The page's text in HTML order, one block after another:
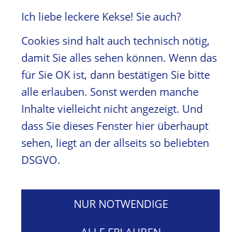
Adresse für
Empfangsbestätigung
Empfänger:
Circus Courage
Inhaber René Zander
Buchenstraße 13
90537 Feucht
hiermit widerrufe ich den von mir
Ich liebe leckere Kekse! Sie auch?
Cookies sind halt auch technisch nötig,
damit Sie alles sehen können. Wenn das
für Sie OK ist, dann bestätigen Sie bitte
alle erlauben. Sonst werden manche
Inhalte vielleicht nicht angezeigt. Und
dass Sie dieses Fenster hier überhaupt
sehen, liegt an der allseits so beliebten
DSGVO.
NUR NOTWENDIGE